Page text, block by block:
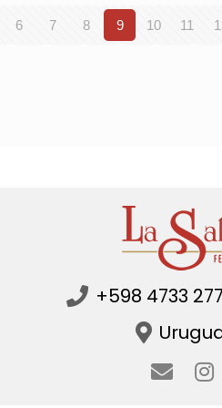
6 7 8 9 10 11
+598 4733